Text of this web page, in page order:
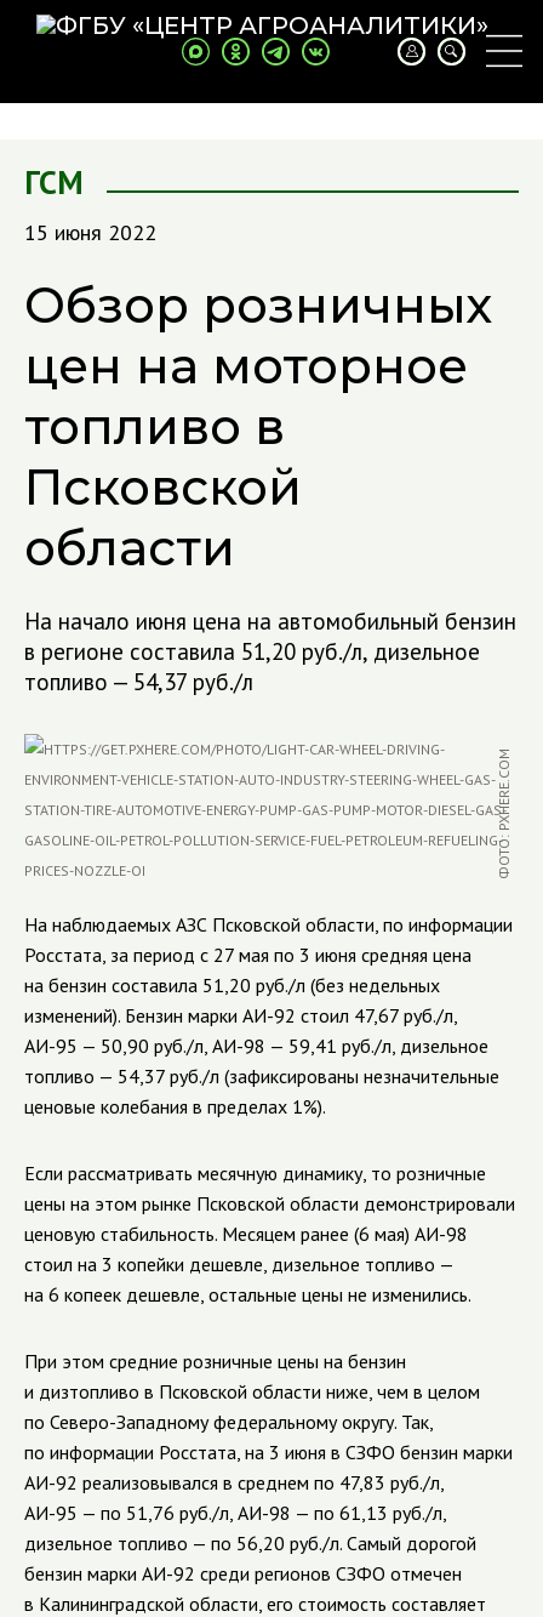
ГСМ
15 июня 2022
Обзор розничных
цен на моторное
топливо в
Псковской
области
На начало июня цена на автомобильный бензин
в регионе составила 51,20 руб./л, дизельное
топливо — 54,37 руб./л
ФОТО: PXHERE.COM
На наблюдаемых АЗС Псковской области, по информации
Росстата, за период с 27 мая по 3 июня средняя цена
на бензин составила 51,20 руб./л (без недельных
изменений). Бензин марки АИ-92 стоил 47,67 руб./л,
АИ-95 — 50,90 руб./л, АИ-98 — 59,41 руб./л, дизельное
топливо — 54,37 руб./л (зафиксированы незначительные
ценовые колебания в пределах 1%).
Если рассматривать месячную динамику, то розничные
цены на этом рынке Псковской области демонстрировали
ценовую стабильность. Месяцем ранее (6 мая) АИ-98
стоил на 3 копейки дешевле, дизельное топливо —
на 6 копеек дешевле, остальные цены не изменились.
При этом средние розничные цены на бензин
и дизтопливо в Псковской области ниже, чем в целом
по Северо-Западному федеральному округу. Так,
по информации Росстата, на 3 июня в СЗФО бензин марки
АИ-92 реализовывался в среднем по 47,83 руб./л,
АИ-95 — по 51,76 руб./л, АИ-98 — по 61,13 руб./л,
дизельное топливо — по 56,20 руб./л. Самый дорогой
бензин марки АИ-92 среди регионов СЗФО отмечен
в Калининградской области, его стоимость составляет